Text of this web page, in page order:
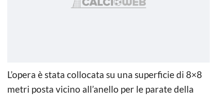
L’opera è stata collocata su una superficie di 8×8
metri posta vicino all’anello per le parate della